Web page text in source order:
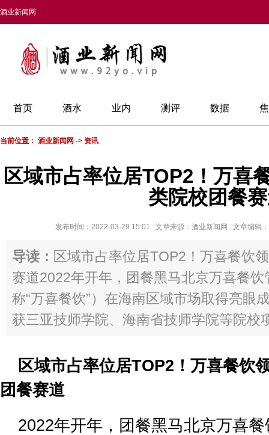
酒业新闻网
首页 酒水 业内 测评 数据
当前位置： 酒业新闻网 -> 资讯
区域市占率位居TOP2！万喜
类院校团餐
发布时间：2022-03-29 15:01 文章来源：酒业新闻网 文章编辑
导读： 区域市占率位居TOP2！万喜餐饮
赛道2022年开年，团餐黑马北京万喜餐
称“万喜餐饮”）在海南区域市场取得亮眼
获三亚技师学院、海南省技师学院等院校
区域市占率位居TOP2 ！万喜餐饮
团餐赛道
2022年开年，团餐黑马北京万喜